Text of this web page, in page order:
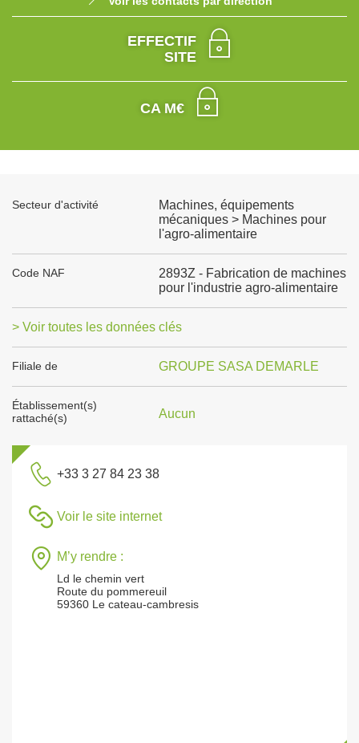
EFFECTIF
SITE
CA M€
Secteur d'activité
Machines, équipements
mécaniques > Machines pour
l'agro-alimentaire
Code NAF
2893Z - Fabrication de machines
pour l'industrie agro-alimentaire
> Voir toutes les données clés
Filiale de GROUPE SASA DEMARLE
Établissement(s)
rattaché(s)
Aucun
+33 3 27 84 23 38
Voir le site internet
M’y rendre :
Ld le chemin vert
Route du pommereuil
59360 Le cateau-cambresis